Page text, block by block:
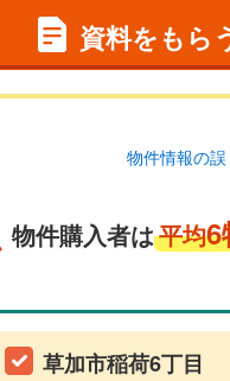
資料をもら
物件情報の
物件購入者は平均6
草加市稲荷6丁目